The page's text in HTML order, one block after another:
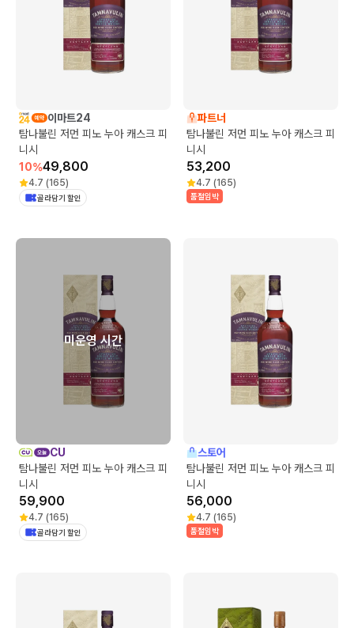
이마트24
탐나불린 저먼 피노 누아 캐스크 피
니시
10%49,800
4.7 (165)
골라담기 할인
파트너
탐나불린 저먼 피노 누아 캐스크 피
니시
53,200
4.7 (165)
품절임박
미운영 시간
CU
탐나불린 저먼 피노 누아 캐스크 피
니시
59,900
4.7 (165)
골라담기 할인
스토어
탐나불린 저먼 피노 누아 캐스크 피
니시
56,000
4.7 (165)
품절임박